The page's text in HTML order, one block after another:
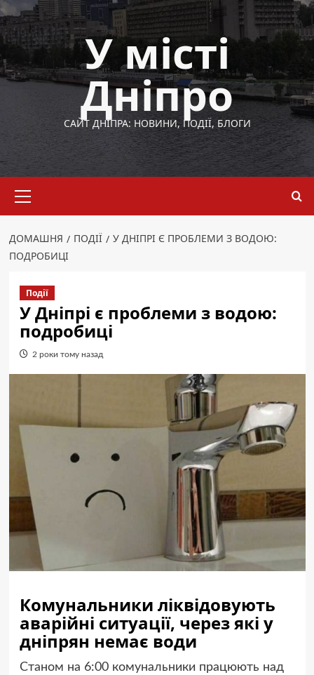
Перейти
до
вмісту
У місті
Дніпро
САЙТ ДНІПРА: НОВИНИ, ПОДІЇ, БЛОГИ
меню
ДОМАШНЯ ПОДІЇ
У ДНІПРІ Є ПРОБЛЕМИ З ВОДОЮ:
ПОДРОБИЦІ
Події
У Дніпрі є проблеми з водою:
подробиці
2 роки тому назад
Комунальники ліквідовують
аварійні ситуації, через які у
дніпрян немає води
Станом на 6:00 комунальники працюють над